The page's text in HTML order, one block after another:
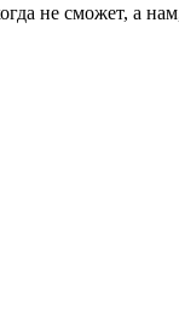
не сможет, а